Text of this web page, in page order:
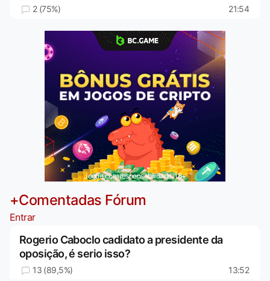
2 (75%) 21:54
Jogue com responsabilidade. 18+
+Comentadas Fórum
Entrar
Rogerio Caboclo cadidato a presidente da
oposição, é serio isso?
13 (89,5%) 13:52